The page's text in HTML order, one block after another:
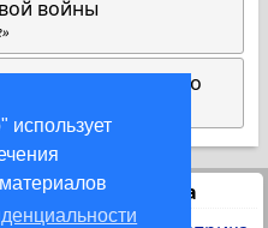
использует
войны
Юлии Максименко
Статистика